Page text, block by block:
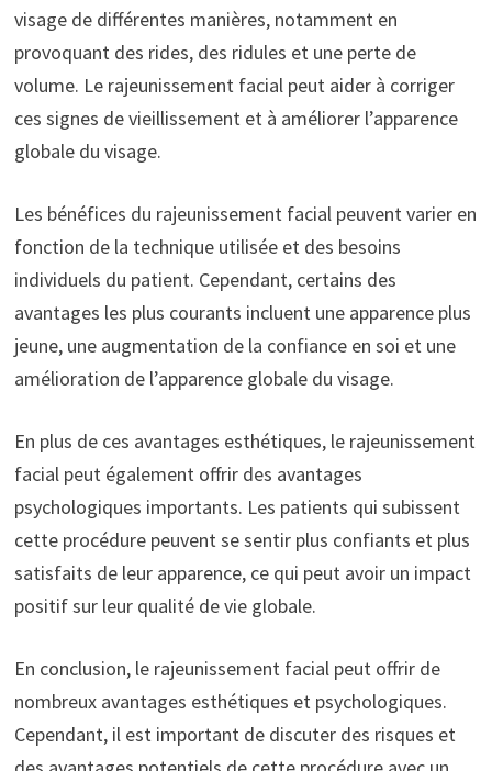
visage de différentes manières, notamment en
provoquant des rides, des ridules et une perte de
volume. Le rajeunissement facial peut aider à corriger
ces signes de vieillissement et à améliorer l’apparence
globale du visage.
Les bénéfices du rajeunissement facial peuvent varier en
fonction de la technique utilisée et des besoins
individuels du patient. Cependant, certains des
avantages les plus courants incluent une apparence plus
jeune, une augmentation de la confiance en soi et une
amélioration de l’apparence globale du visage.
En plus de ces avantages esthétiques, le rajeunissement
facial peut également offrir des avantages
psychologiques importants. Les patients qui subissent
cette procédure peuvent se sentir plus confiants et plus
satisfaits de leur apparence, ce qui peut avoir un impact
positif sur leur qualité de vie globale.
En conclusion, le rajeunissement facial peut offrir de
nombreux avantages esthétiques et psychologiques.
Cependant, il est important de discuter des risques et